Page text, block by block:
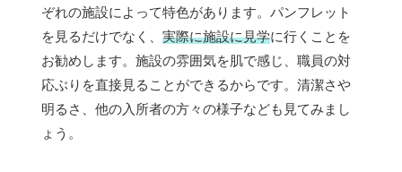
ぞれの施設によって特色があります。パンフレット
を見るだけでなく、 実際に施設に見学に行くことを
お勧めします。施設の雰囲気を肌で感じ、職員の対
応ぶりを直接見ることができるからです。清潔さや
明るさ、他の入所者の方々の様子なども見てみまし
ょう。